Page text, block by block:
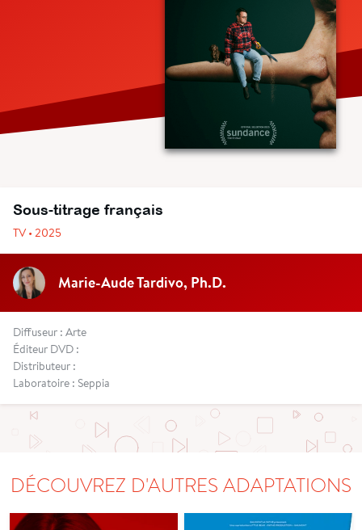
Sous-titrage français
TV • 2025
Marie-Aude Tardivo, Ph.D.
Diffuseur : Arte
Éditeur DVD :
Distributeur :
Laboratoire : Seppia
DÉCOUVREZ D'AUTRES ADAPTATIONS